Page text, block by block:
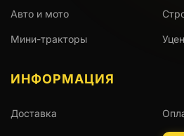
Авто и мото
Мини-тракторы
ИНФОРМАЦИЯ
Доставка